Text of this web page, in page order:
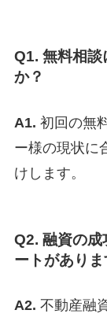
Q1. 無料相談
か？
A1. 初回の無
ー様の現状に
けします。
Q2. 融資の成
ートがありま
A2. 不動産融